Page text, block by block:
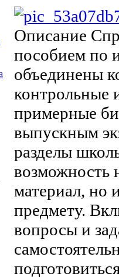
Описание
пособием по
объединены
контрольные
примерные
выпускным
разделы
возможность
материал, но
предмету.
вопросы и